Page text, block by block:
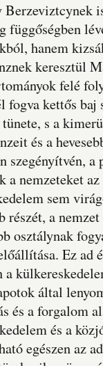
Berzeviztcynek
függőségben
hanem
keresztül
felé
kettős baj
tünete, s a
és a
szegényítvén,
a nemzeteket
sem
részét, a
osztálynak
Ez ad
a
által
és a forgalom
és a
egészen az